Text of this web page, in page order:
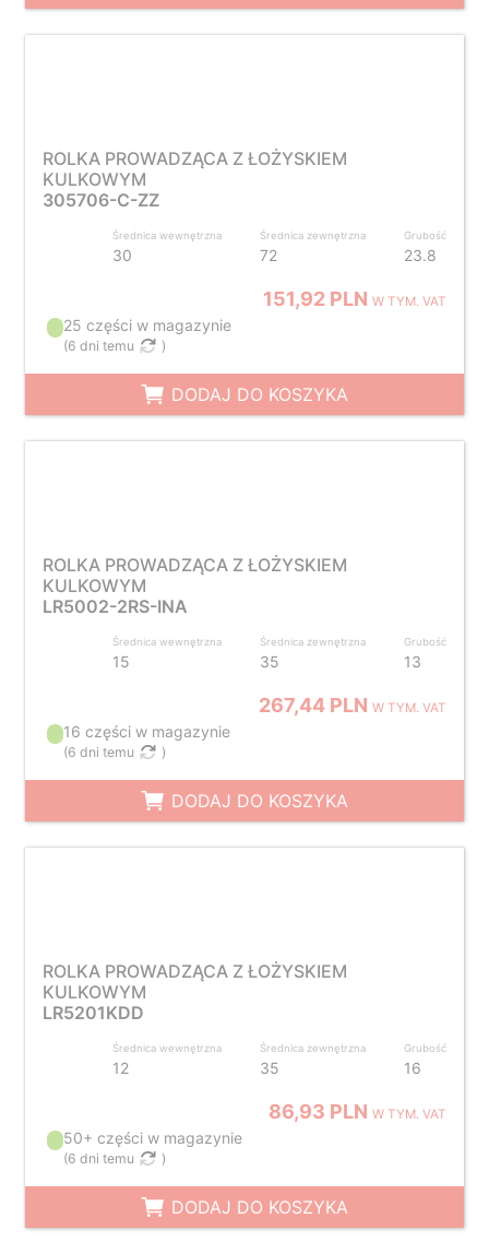
ROLKA PROWADZĄCA Z ŁOŻYSKIEM
KULKOWYM
305706-C-ZZ
Średnica wewnętrzna
30
Średnica zewnętrzna
72
Grubość
23.8
151,92 PLNW TYM. VAT
25 części w magazynie
(6 dni temu )
DODAJ DO KOSZYKA
ROLKA PROWADZĄCA Z ŁOŻYSKIEM
KULKOWYM
LR5002-2RS-INA
Średnica wewnętrzna
15
Średnica zewnętrzna
35
Grubość
13
267,44 PLNW TYM. VAT
16 części w magazynie
(6 dni temu )
DODAJ DO KOSZYKA
ROLKA PROWADZĄCA Z ŁOŻYSKIEM
KULKOWYM
LR5201KDD
Średnica wewnętrzna
12
Średnica zewnętrzna
35
Grubość
16
86,93 PLNW TYM. VAT
50+ części w magazynie
(6 dni temu )
DODAJ DO KOSZYKA